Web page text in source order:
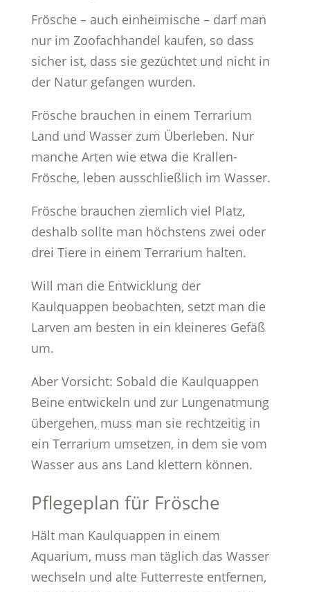
Frösche – auch einheimische – darf man
nur im Zoofachhandel kaufen, so dass
sicher ist, dass sie gezüchtet und nicht in
der Natur gefangen wurden.
Frösche brauchen in einem Terrarium
Land und Wasser zum Überleben. Nur
manche Arten wie etwa die Krallen-
Frösche, leben ausschließlich im Wasser.
Frösche brauchen ziemlich viel Platz,
deshalb sollte man höchstens zwei oder
drei Tiere in einem Terrarium halten.
Will man die Entwicklung der
Kaulquappen beobachten, setzt man die
Larven am besten in ein kleineres Gefäß
um.
Aber Vorsicht: Sobald die Kaulquappen
Beine entwickeln und zur Lungenatmung
übergehen, muss man sie rechtzeitig in
ein Terrarium umsetzen, in dem sie vom
Wasser aus ans Land klettern können.
Pflegeplan für Frösche
Hält man Kaulquappen in einem
Aquarium, muss man täglich das Wasser
wechseln und alte Futterreste entfernen,